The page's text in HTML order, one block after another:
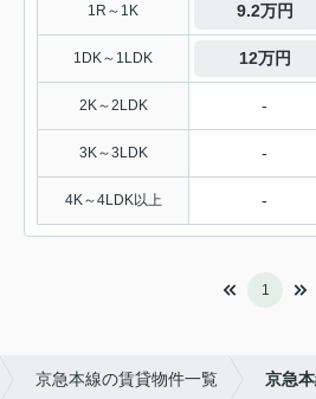
1R～1K 9.2万円
1DK～1LDK 12万円
2K～2LDK -
3K～3LDK -
4K～4LDK以上 -
1
京急本線の賃貸物件一覧 京急